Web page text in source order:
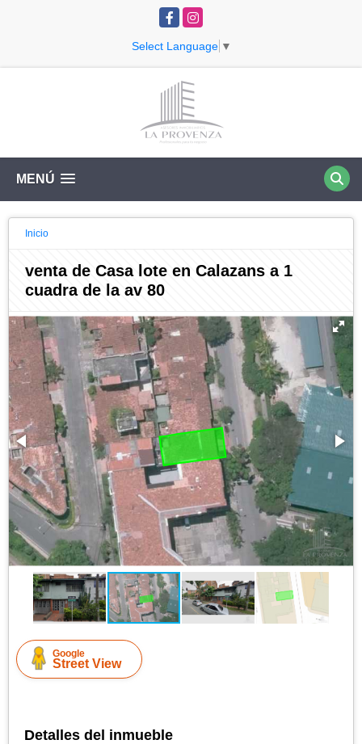
FacebookInstagram
Select Language ▼
MENÚ
Inicio
venta de Casa lote en Calazans a 1
cuadra de la av 80
Google
Street View
Detalles del inmueble